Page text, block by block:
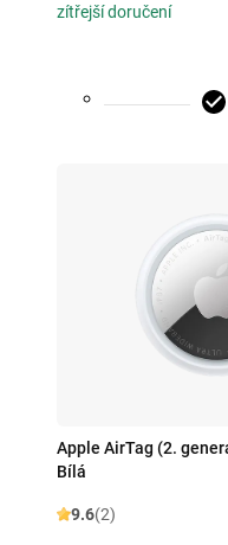
zítřejší doručení
Apple AirTag (2.
Bílá
9.6(2)